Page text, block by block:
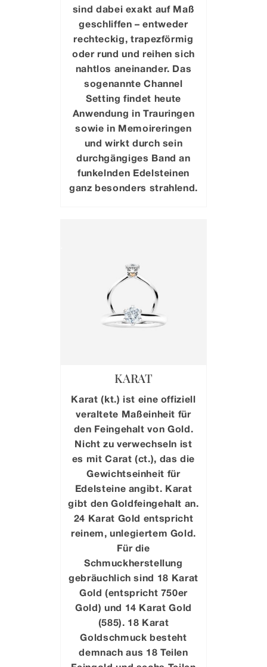
sind dabei exakt auf Maß
geschliffen – entweder
rechteckig, trapezförmig
oder rund und reihen sich
nahtlos aneinander. Das
sogenannte Channel
Setting findet heute
Anwendung in Trauringen
sowie in Memoireringen
und wirkt durch sein
durchgängiges Band an
funkelnden Edelsteinen
ganz besonders strahlend.
KARAT
Karat (kt.) ist eine offiziell
veraltete Maßeinheit für
den Feingehalt von Gold.
Nicht zu verwechseln ist
es mit Carat (ct.), das die
Gewichtseinheit für
Edelsteine angibt. Karat
gibt den Goldfeingehalt an.
24 Karat Gold entspricht
reinem, unlegiertem Gold.
Für die
Schmuckherstellung
gebräuchlich sind 18 Karat
Gold (entspricht 750er
Gold) und 14 Karat Gold
(585). 18 Karat
Goldschmuck besteht
demnach aus 18 Teilen